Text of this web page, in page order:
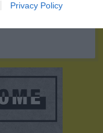
Privacy Policy